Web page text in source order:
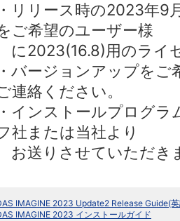
・リリース時の2023年9
ご希望のユーザー様
に2023(16.8)用のライ
・バージョンアップをご
連絡ください。
・インストールプログ
社または当社より
お送りさせていただき
IMAGINE 2023 Update2 Release Guide(
IMAGINE 2023 インストールガイド